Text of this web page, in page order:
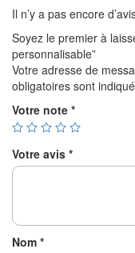
Il n’y a pas encore
Soyez le premier à
personnalisable”
Votre adresse de
obligatoires sont
Votre note *
Votre avis *
Nom *